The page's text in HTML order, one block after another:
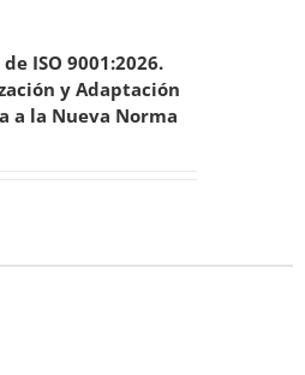
de ISO 9001:2026.
y Adaptación
a la Nueva Norma